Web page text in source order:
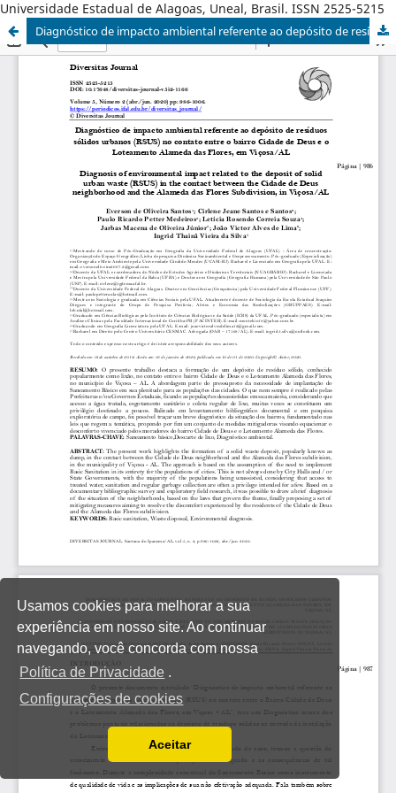
Usamos cookies para melhorar a sua
experiência em nosso site. Ao continuar
navegando, você concorda com nossa
Política de Privacidade .
Configurações de cookies
Ler a nossa Política de Privacidade
Você pode desabilitá-los alterando as
Aceitar
Universidade Estadual de Alagoas, Uneal, Brasil. ISSN 2525-5215
Diagnóstico de impacto ambiental referente ao depósito de resíduos sólidos urbanos (RSUS) no contato entre o bairro Cidade de Deus e o Loteamento Alameda das Flores, em Viçosa/AL